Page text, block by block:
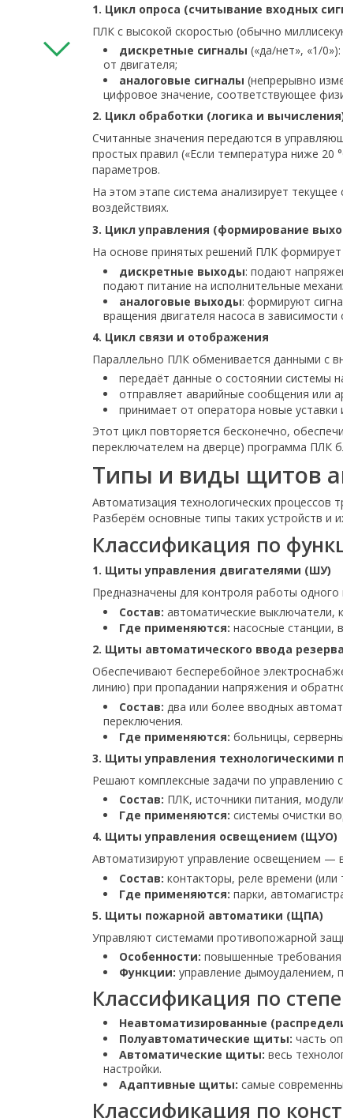
1. Цикл опроса (считывание входных
ПЛК с высокой скоростью (обычно
дискретные сигналы («да/нет», «1/
от двигателя;
аналоговые сигналы (непрерывно
цифровое значение, соответствующее
2. Цикл обработки (логика и
Считанные значения передаются в
простых правил («Если температура ниже
параметров.
На этом этапе система анализирует
воздействиях.
3. Цикл управления (формирование
На основе принятых решений ПЛК
дискретные выходы: подают
подают питание на исполнительные
аналоговые выходы: формируют
вращения двигателя насоса в
4. Цикл связи и отображения
Параллельно ПЛК обменивается данными с
передаёт данные о состоянии системы
отправляет аварийные сообщения или
принимает от оператора новые уставки
Этот цикл повторяется бесконечно,
переключателем на дверце) программа ПЛК
Типы и виды щитов
Автоматизация технологических
Разберём основные типы таких устройств и
Классификация по
1. Щиты управления двигателями (ШУ)
Предназначены для контроля работы одного
Состав: автоматические выключатели,
Где применяются: насосные станции,
2. Щиты автоматического ввода
Обеспечивают бесперебойное
линию) при пропадании напряжения и
Состав: два или более вводных
переключения.
Где применяются: больницы,
3. Щиты управления технологическими
Решают комплексные задачи по управлению
Состав: ПЛК, источники питания,
Где применяются: системы очистки
4. Щиты управления освещением (ЩУО)
Автоматизируют управление освещением —
Состав: контакторы, реле времени
Где применяются: парки,
5. Щиты пожарной автоматики (ЩПА)
Управляют системами противопожарной
Особенности: повышенные требования
Функции: управление дымоудалением,
Классификация по
Неавтоматизированные
Полуавтоматические щиты: часть
Автоматические щиты: весь
настройки.
Адаптивные щиты: самые
Классификация по